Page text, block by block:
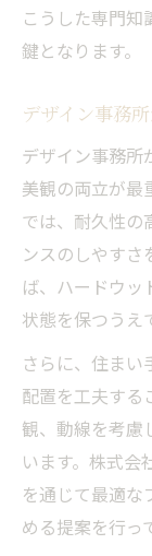
ウッドデ
外部
ウッ
由
快適
力
デザ
間の
ウッ
体験
外部空間
外部
新た
デザ
活用術
こうした専門
鍵となります。
デザイン事務
デザイン事務所
美観の両立が最
では、耐久性の
ンスのしやすさ
ば、ハードウッ
状態を保つうえ
さらに、住まい
配置を工夫する
観、動線を考慮
います。株式会
を通じて最適な
める提案を行っ